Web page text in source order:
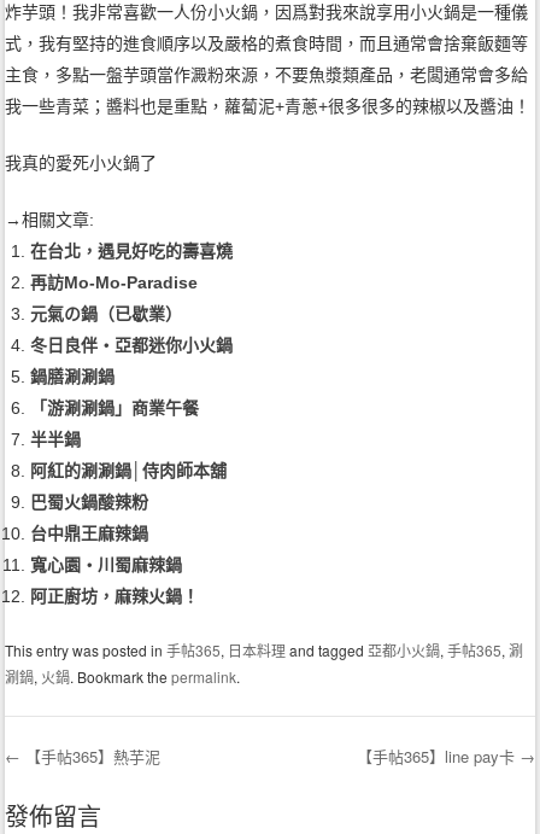
炸芋頭！我非常喜歡一人份小火鍋，因爲對我來說享用小火鍋是一種儀
式，我有堅持的進食順序以及嚴格的煮食時間，而且通常會捨棄飯麵等
主食，多點一盤芋頭當作澱粉來源，不要魚漿類產品，老闆通常會多給
我一些青菜；醬料也是重點，蘿蔔泥+青蔥+很多很多的辣椒以及醬油！
我真的愛死小火鍋了
→相關文章:
在台北，遇見好吃的壽喜燒
再訪Mo-Mo-Paradise
元氣の鍋（已歇業）
冬日良伴‧亞都迷你小火鍋
鍋膳涮涮鍋
「游涮涮鍋」商業午餐
半半鍋
阿紅的涮涮鍋│侍肉師本舖
巴蜀火鍋酸辣粉
台中鼎王麻辣鍋
寬心園‧川蜀麻辣鍋
阿正廚坊，麻辣火鍋！
This entry was posted in手帖365, 日本料理and tagged 亞都小火鍋,手帖365,涮
涮鍋, 火鍋. Bookmark thepermalink.
Post navigation
← 【手帖365】熱芋泥 【手帖365】line pay卡 →
發佈留言